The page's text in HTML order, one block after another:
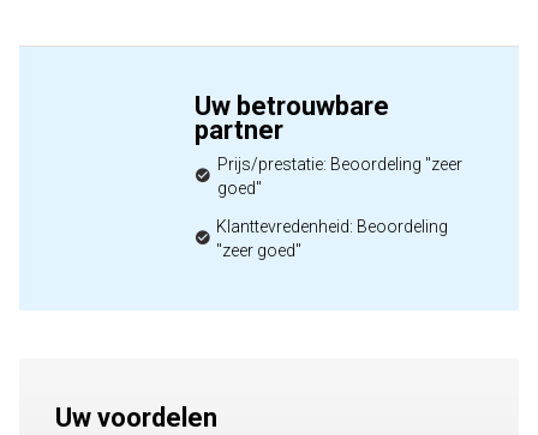
Uw betrouwbare
partner
Prijs/prestatie: Beoordeling "zeer
goed"
Klanttevredenheid: Beoordeling
"zeer goed"
Uw voordelen